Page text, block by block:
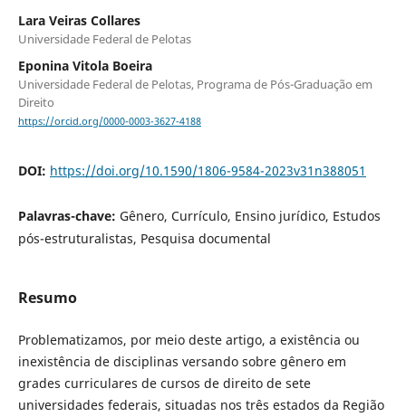
Lara Veiras Collares
Universidade Federal de Pelotas
Eponina Vitola Boeira
Universidade Federal de Pelotas, Programa de Pós-Graduação em
Direito
https://orcid.org/0000-0003-3627-4188
DOI: https://doi.org/10.1590/1806-9584-2023v31n388051
Palavras-chave: Gênero, Currículo, Ensino jurídico, Estudos
pós-estruturalistas, Pesquisa documental
Resumo
Problematizamos, por meio deste artigo, a existência ou
inexistência de disciplinas versando sobre gênero em
grades curriculares de cursos de direito de sete
universidades federais, situadas nos três estados da Região